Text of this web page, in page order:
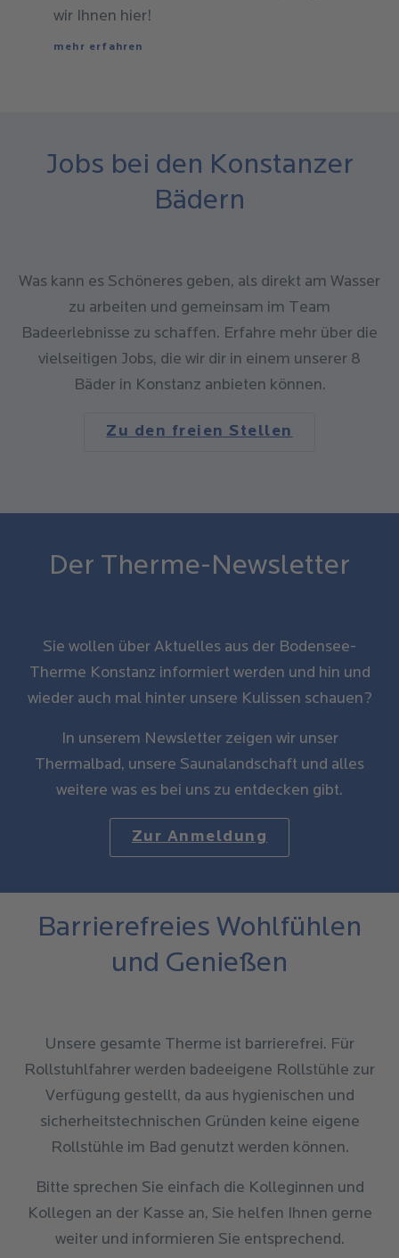
wir Ihnen hier!
mehr erfahren
Jobs bei den Konstanzer
Bädern
Was kann es Schöneres geben, als direkt am Wasser
zu arbeiten und gemeinsam im Team
Badeerlebnisse zu schaffen. Erfahre mehr über die
vielseitigen Jobs, die wir dir in einem unserer 8
Bäder in Konstanz anbieten können.
Zu den freien Stellen
Der Therme-Newsletter
Sie wollen über Aktuelles aus der Bodensee-
Therme Konstanz informiert werden und hin und
wieder auch mal hinter unsere Kulissen schauen?
In unserem Newsletter zeigen wir unser
Thermalbad, unsere Saunalandschaft und alles
weitere was es bei uns zu entdecken gibt.
Zur Anmeldung
Barrierefreies Wohlfühlen
und Genießen
Unsere gesamte Therme ist barrierefrei. Für
Rollstuhlfahrer werden badeeigene Rollstühle zur
Verfügung gestellt, da aus hygienischen und
sicherheitstechnischen Gründen keine eigene
Rollstühle im Bad genutzt werden können.
Bitte sprechen Sie einfach die Kolleginnen und
Kollegen an der Kasse an, Sie helfen Ihnen gerne
weiter und informieren Sie entsprechend.